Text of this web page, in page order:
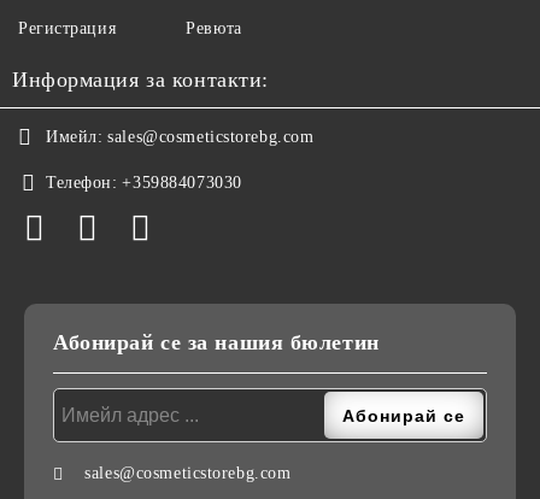
Регистрация Ревюта
Информация за контакти:
Имейл: sales@cosmeticstorebg.com
Телефон: +359884073030
Абонирай се за нашия бюлетин
sales@cosmeticstorebg.com